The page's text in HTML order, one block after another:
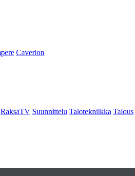
Caverion
RaksaTV Suunnittelu Talotekniikka Talous